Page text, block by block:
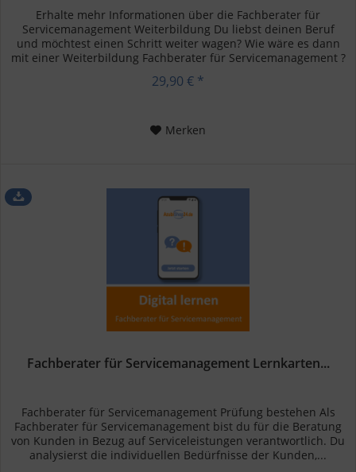
Erhalte mehr Informationen über die Fachberater für
Servicemanagement Weiterbildung Du liebst deinen Beruf
und möchtest einen Schritt weiter wagen? Wie wäre es dann
mit einer Weiterbildung Fachberater für Servicemanagement ?
29,90 € *
Merken
Fachberater für Servicemanagement Lernkarten...
Fachberater für Servicemanagement Prüfung bestehen Als
Fachberater für Servicemanagement bist du für die Beratung
von Kunden in Bezug auf Serviceleistungen verantwortlich. Du
analysierst die individuellen Bedürfnisse der Kunden,...